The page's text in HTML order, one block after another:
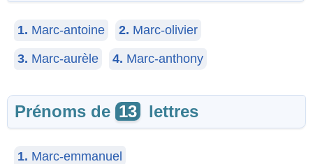
1. Marc-antoine 2. Marc-olivier
3. Marc-aurèle 4. Marc-anthony
Prénoms de 13 lettres
1. Marc-emmanuel